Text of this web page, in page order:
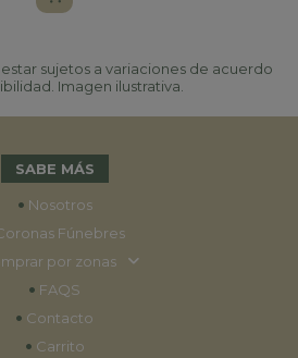
sujetos a variaciones de acuerdo
Imagen ilustrativa.
SABE MÁS
• Nosotros
Fúnebres
por zonas
• FAQS
• Contacto
• Carrito